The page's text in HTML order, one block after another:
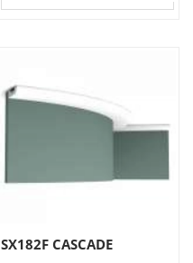
SX182F CASCADE